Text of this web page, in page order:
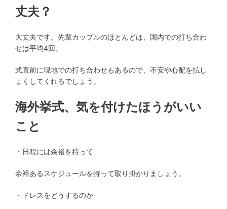
丈夫？
大丈夫です。先輩カップルのほとんどは、国内での打ち合わ
せは平均4回。
式直前に現地での打ち合わせもあるので、不安や心配を払し
ょくしてくれるでしょう。
海外挙式、気を付けたほうがいい
こと
・日程には余裕を持って
余裕あるスケジュールを持って取り掛かりましょう。
・ドレスをどうするのか